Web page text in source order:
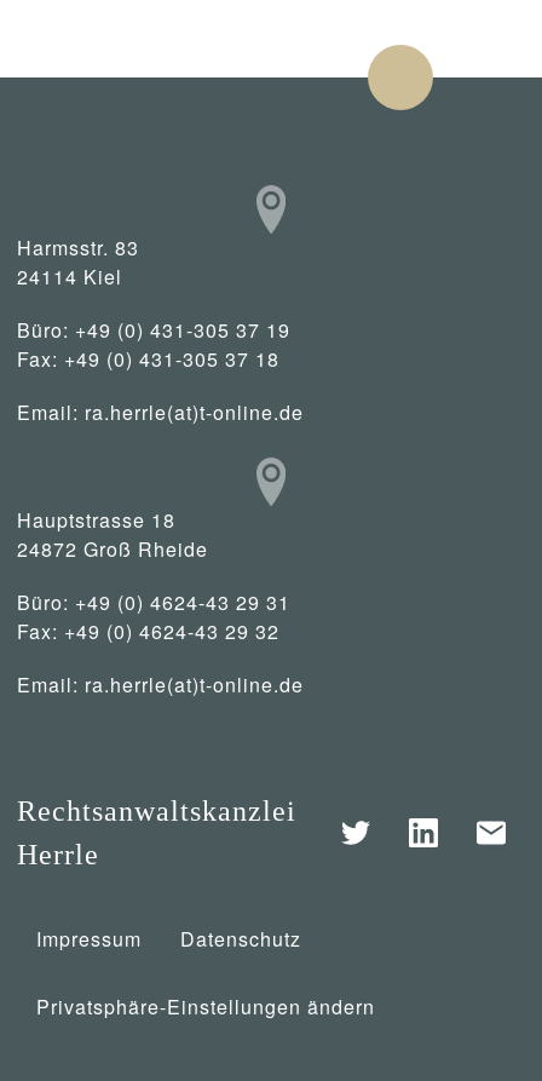
Harmsstr. 83
24114 Kiel
Büro: +49 (0) 431-305 37 19
Fax: +49 (0) 431-305 37 18
Email: ra.herrle(at)t-online.de
Hauptstrasse 18
24872 Groß Rheide
Büro: +49 (0) 4624-43 29 31
Fax: +49 (0) 4624-43 29 32
Email: ra.herrle(at)t-online.de
Rechtsanwaltskanzlei
Herrle
Impressum Datenschutz
Privatsphäre-Einstellungen ändern